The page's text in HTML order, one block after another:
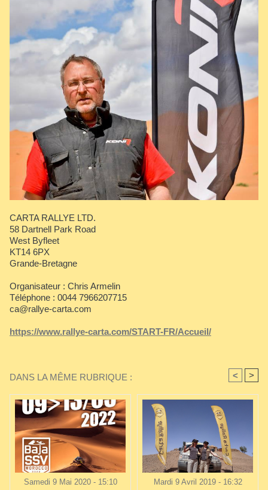
CARTA RALLYE LTD.
58 Dartnell Park Road
West Byfleet
KT14 6PX
Grande-Bretagne
Organisateur : Chris Armelin
Téléphone : 0044 7966207715
ca@rallye-carta.com
https://www.rallye-carta.com/START-FR/Accueil/
DANS LA MÊME RUBRIQUE : < >
Samedi 9 Mai 2020 - 15:10 Mardi 9 Avril 2019 - 16:32